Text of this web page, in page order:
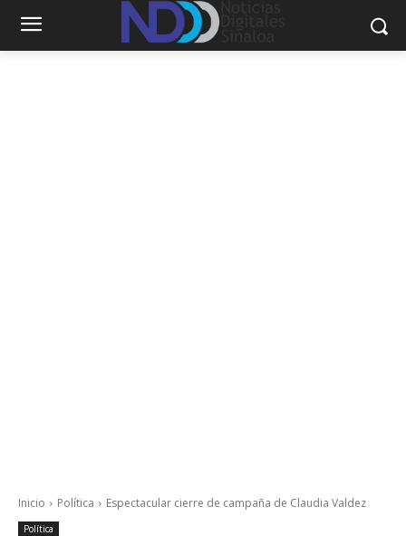
Inicio Política Espectacular cierre de campaña de Claudia Valdez
Política